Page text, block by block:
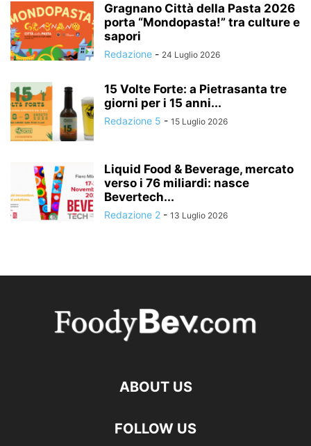
Gragnano Città della Pasta 2026
porta “Mondopasta!” tra culture e
sapori
Redazione - 24 Luglio 2026
15 Volte Forte: a Pietrasanta tre
giorni per i 15 anni...
Redazione 5 - 15 Luglio 2026
Liquid Food & Beverage, mercato
verso i 76 miliardi: nasce
Bevertech...
Redazione 2 - 13 Luglio 2026
ABOUT US
FOLLOW US